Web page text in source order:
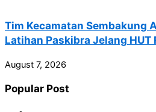
Tim Kecamatan Sembakung
Latihan Paskibra Jelang HUT
August 7, 2026
Popular Post